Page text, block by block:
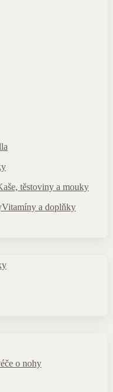
těstoviny a mouky
Vitamíny a doplňky
o nohy